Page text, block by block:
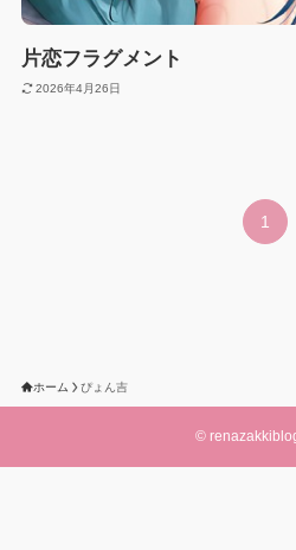
片恋フラグメント
2026年4月26日
1
ホーム ぴょん吉
©